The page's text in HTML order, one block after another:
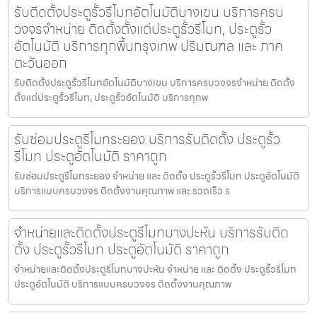
รับติดตั้งประตูรั้วรีโมทอัตโนมัติบางเขน บริการครบ
วงจรจำหน่าย ติดตั้งตั้งแต่ประตูรั้วรีโมท, ประตูรั้ว
อัตโนมัติ บริการทุกพื้นกรุงเทพ ปริมณฑล และ ภาค
ตะวันออก
รับติดตั้งประตูรั้วรีโมทอัตโนมัติบางเขน บริการครบวงจรจำหน่าย ติดตั้ง
ตั้งแต่ประตูรั้วรีโมท, ประตูรั้วอัตโนมัติ บริการทุกพ
รับซ่อมประตูรีโมทระยอง บริการรับติดตั้ง ประตูรั้ว
รีโมท ประตูอัตโนมัติ ราคาถูก
รับซ่อมประตูรีโมทระยอง จำหน่าย และ ติดตั้ง ประตูรั้วรีโมท ประตูอัตโนมัติ
บริการแบบครบวงจร ติดตั้งงานคุณภาพ และ รวดเร็ว ร
จำหน่ายและติดตั้งประตูรีโมทบางปะหัน บริการรับติด
ตั้ง ประตูรั้วรีโมท ประตูอัตโนมัติ ราคาถูก
จำหน่ายและติดตั้งประตูรีโมทบางปะหัน จำหน่าย และ ติดตั้ง ประตูรั้วรีโมท
ประตูอัตโนมัติ บริการแบบครบวงจร ติดตั้งงานคุณภาพ